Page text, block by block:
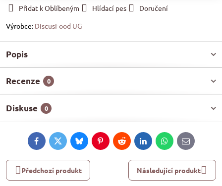
Přidat k Oblíbeným Hlídací pes
Doručení
Výrobce: DiscusFood UG
Popis
Recenze 0
Diskuse 0
FacebookTwitterBlueskyPinterestRedditLinkedInWhatsApp
E-
mail
Předchozí produkt Následující produkt